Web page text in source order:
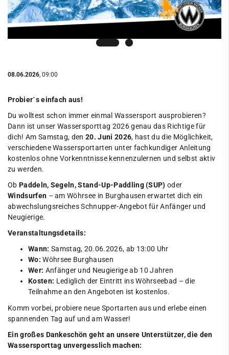
08.06.2026, 09:00
Probier´s einfach aus!
Du wolltest schon immer einmal Wassersport ausprobieren?
Dann ist unser Wassersporttag 2026 genau das Richtige für
dich! Am Samstag, den20. Juni 2026, hast du die Möglichkeit,
verschiedene Wassersportarten unter fachkundiger Anleitung
kostenlos ohne Vorkenntnisse kennenzulernen und selbst aktiv
zu werden.
Ob Paddeln, Segeln, Stand-Up-Paddling (SUP) oder
Windsurfen – am Wöhrsee in Burghausen erwartet dich ein
abwechslungsreiches Schnupper-Angebot für Anfänger und
Neugierige.
Veranstaltungsdetails:
Wann: Samstag, 20.06.2026, ab 13:00 Uhr
Wo: Wöhrsee Burghausen
Wer: Anfänger und Neugierige ab 10 Jahren
Kosten: Lediglich der Eintritt ins Wöhrseebad – die
Teilnahme an den Angeboten ist kostenlos.
Komm vorbei, probiere neue Sportarten aus und erlebe einen
spannenden Tag auf und am Wasser!
Ein großes Dankeschön geht an unsere Unterstützer, die den
Wassersporttag unvergesslich machen: